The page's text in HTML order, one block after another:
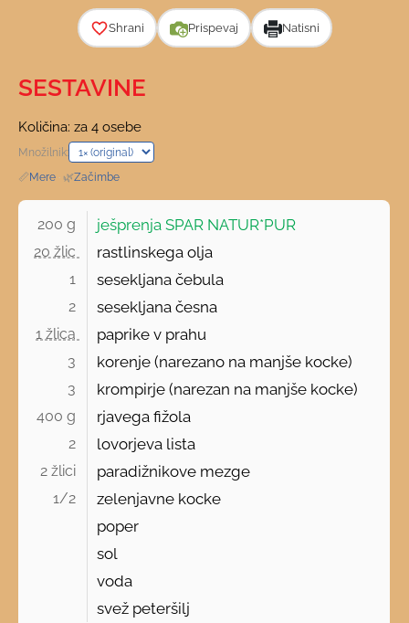
Shrani Prispevaj Natisni
SESTAVINE
Količina: za 4 osebe
Množilnik:
📏Mere · 🌿Začimbe
200 g ješprenja SPAR NATUR*PUR
20 žlic rastlinskega olja
1 sesekljana čebula
2 sesekljana česna
1 žlica paprike v prahu
3 korenje (narezano na manjše kocke)
3 krompirje (narezan na manjše kocke)
400 g rjavega fižola
2 lovorjeva lista
2 žlici paradižnikove mezge
1/2
zelenjavne kocke
poper
sol
voda
svež peteršilj